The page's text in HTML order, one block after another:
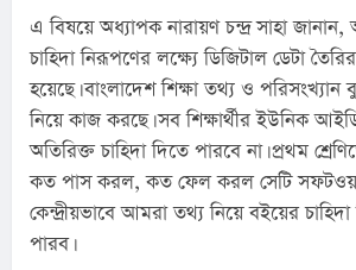
এ বিষয়ে অধ্যাপক নারায়ণ চন্দ্র সাহা
চাহিদা নিরূপণের লক্ষ্যে ডিজিটাল ডেটা
হয়েছে। বাংলাদেশ শিক্ষা তথ্য ও
নিয়ে কাজ করছে। সব শিক্ষার্থীর ইউনিক
অতিরিক্ত চাহিদা দিতে পারবে না। প্রথম
কত পাস করল, কত ফেল করল সেটি
কেন্দ্রীয়ভাবে আমরা তথ্য নিয়ে বইয়ের
পারব।